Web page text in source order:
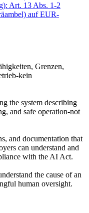
Art. 13 Abs. 1-2
auf EUR-
Grenzen,
kein
the system describing
and safe operation-not
and documentation that
can understand and
with the AI Act.
the cause of an
human oversight.